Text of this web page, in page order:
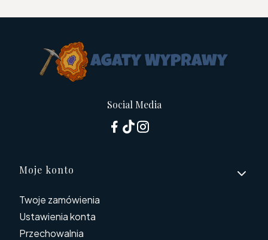
Social Media
Linki w stopce
Moje konto
Twoje zamówienia
Ustawienia konta
Przechowalnia